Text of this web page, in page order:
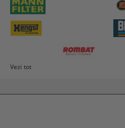
Vezi tot